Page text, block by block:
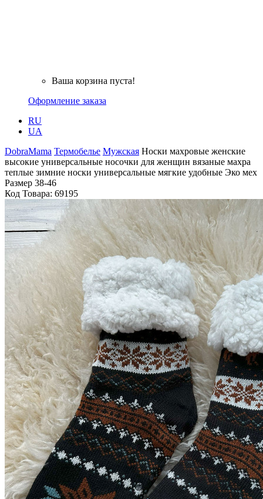
Ваша корзина пуста!
Оформление заказа
RU
UA
DobraMama Термобелье Мужская Носки махровые женские
высокие универсальные носочки для женщин вязаные махра
теплые зимние носки универсальные мягкие удобные Эко мех
Размер 38-46
Код Товара: 69195